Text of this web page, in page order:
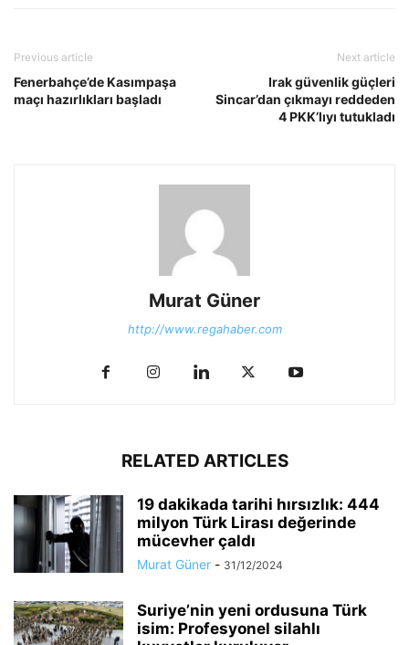
Previous article
Fenerbahçe’de Kasımpaşa
maçı hazırlıkları başladı
Next article
Irak güvenlik güçleri
Sincar’dan çıkmayı reddeden
4 PKK’lıyı tutukladı
Murat Güner
http://www.regahaber.com
RELATED ARTICLES
19 dakikada tarihi hırsızlık: 444
milyon Türk Lirası değerinde
mücevher çaldı
Murat Güner - 31/12/2024
Suriye’nin yeni ordusuna Türk
isim: Profesyonel silahlı